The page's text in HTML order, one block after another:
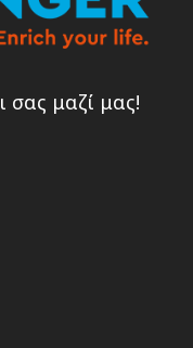
σας μαζί μας!